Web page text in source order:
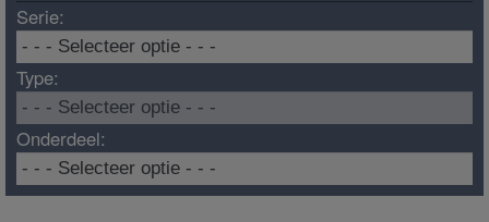
Serie:
Type:
Onderdeel: